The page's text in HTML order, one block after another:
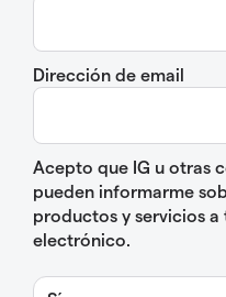
Dirección de email
Acepto que IG u otras
pueden informarme
productos y servicios
electrónico.